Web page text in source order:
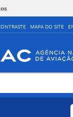
MAPA DO SITE
Acesso à